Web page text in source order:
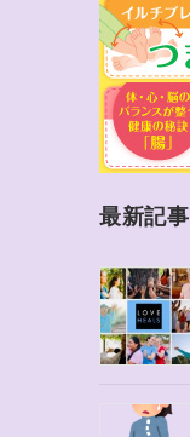
最新記事